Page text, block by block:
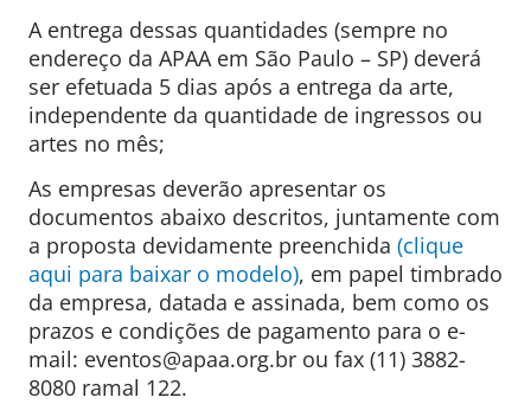
A entrega dessas quantidades (sempre no
endereço da APAA em São Paulo – SP) deverá
ser efetuada 5 dias após a entrega da arte,
independente da quantidade de ingressos ou
artes no mês;
As empresas deverão apresentar os
documentos abaixo descritos, juntamente com
a proposta devidamente preenchida (clique
aqui para baixar o modelo), em papel timbrado
da empresa, datada e assinada, bem como os
prazos e condições de pagamento para o e-
mail: eventos@apaa.org.br ou fax (11) 3882-
8080 ramal 122.